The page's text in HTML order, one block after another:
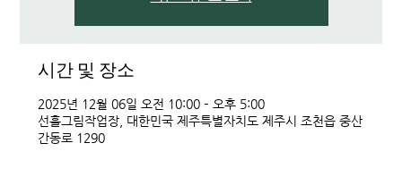
시간 및 장소
2025년 12월 06일 오전 10:00 – 오후 5:00
선흘그림작업장, 대한민국 제주특별자치도 제주시 조천읍 중산
간동로 1290